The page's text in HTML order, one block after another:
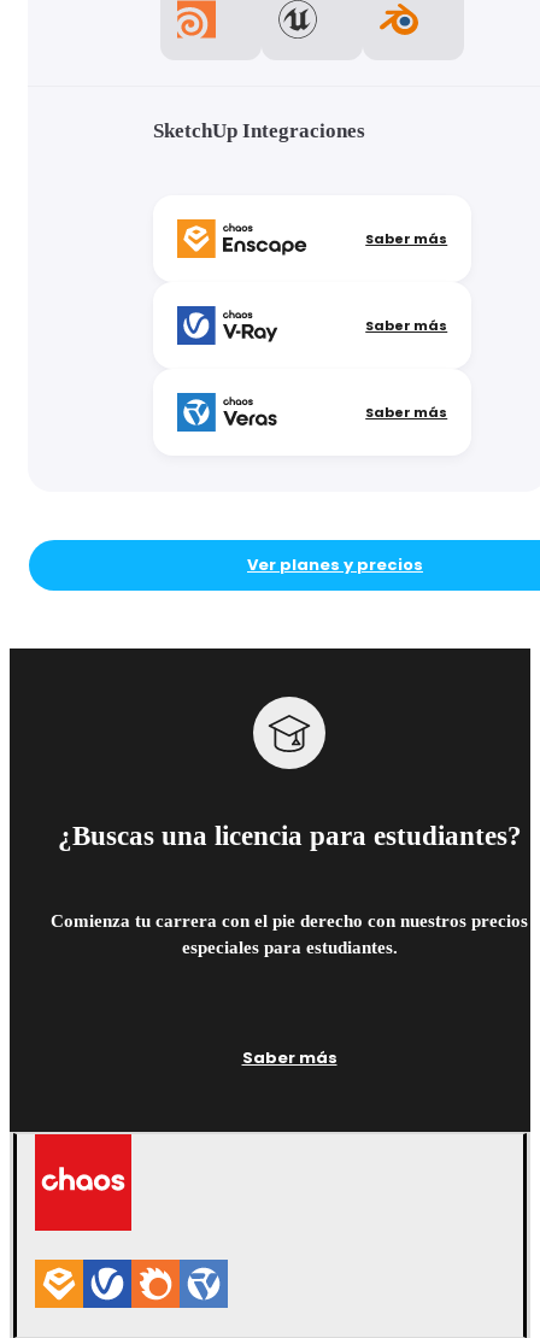
SketchUp Integraciones
Saber más
Saber más
Saber más
Ver planes y precios
¿Buscas una licencia para estudiantes?
Comienza tu carrera con el pie derecho con nuestros precios
especiales para estudiantes.
Saber más